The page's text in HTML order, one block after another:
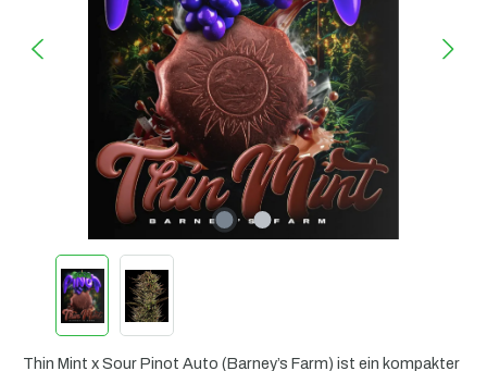
Thin Mint x Sour Pinot Auto (Barney’s Farm) ist ein kompakter